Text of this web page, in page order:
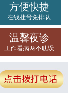
方便快捷
在线挂号免排队
温馨夜诊
工作看病两不耽误